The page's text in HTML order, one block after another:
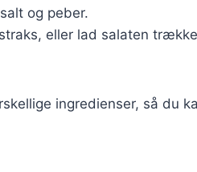
og peber.
eller lad salaten
ingredienser, så du